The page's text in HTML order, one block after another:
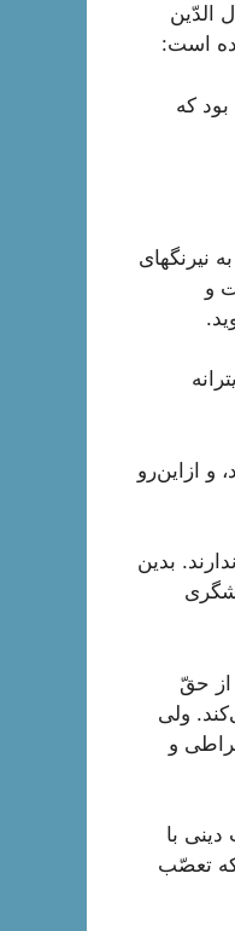
الدّین
است:
که
نیرنگهاى
و
و ازاین‌رو
بدین
از حقّ
ولى
و
با
که تعصّب